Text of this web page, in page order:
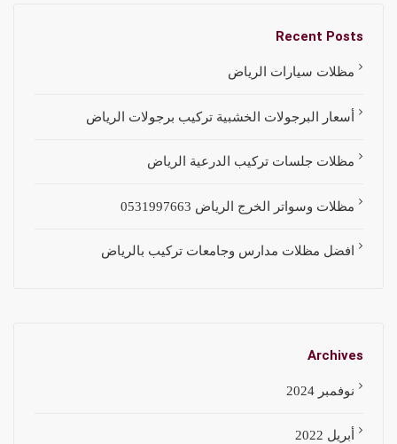
Recent Posts
مظلات سيارات الرياض
أسعار البرجولات الخشبية تركيب برجولات الرياض
مظلات جلسات تركيب الدرعية الرياض
مظلات وسواتر الخرج الرياض 0531997663
افضل مظلات مدارس وجامعات تركيب بالرياض
Archives
نوفمبر 2024
أبريل 2022